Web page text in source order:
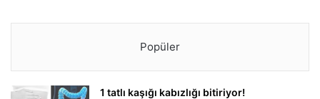
Popüler
1 tatlı kaşığı kabızlığı bitiriyor!